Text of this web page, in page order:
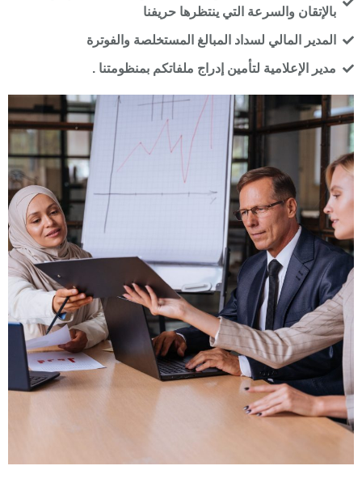
بالإتقان والسرعة التي ينتظرها حريفنا
المدير المالي لسداد المبالغ المستخلصة والفوترة
مدير الإعلامية لتأمين إدراج ملفاتكم بمنظومتنا .